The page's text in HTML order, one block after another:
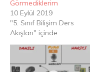
Görmediklerim
10 Eylül 2019
"5. Sınıf Bilişim Ders
Akışları" içinde